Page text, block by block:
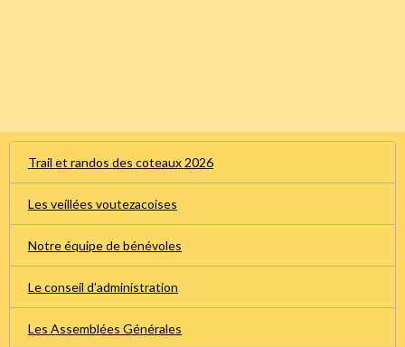
Trail et randos des coteaux 2026
Les veillées voutezacoises
Notre équipe de bénévoles
Le conseil d'administration
Les Assemblées Générales